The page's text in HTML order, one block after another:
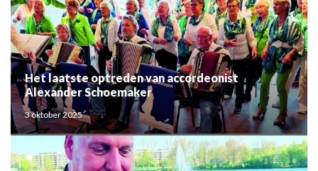
Het laatste optreden van accordeonist
Alexander Schoemaker
3 oktober 2025